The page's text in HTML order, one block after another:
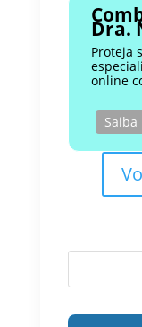
Dra.
Proteja
online
Saiba